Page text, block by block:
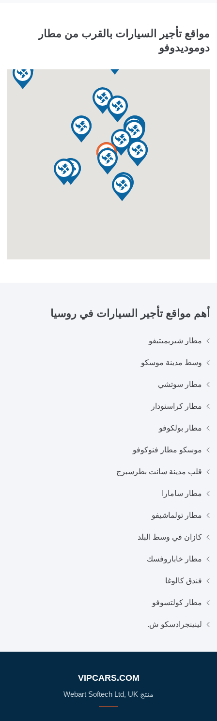
مواقع تأجير السيارات بالقرب من مطار
دوموديدوفو
أهم مواقع تأجير السيارات في روسيا
مطار شيريميتيفو
وسط مدينة موسكو
مطار سوتشي
مطار كراسنودار
مطار بولكوفو
موسكو مطار فنوكوفو
قلب مدينة سانت بطرسبرج
مطار سامارا
مطار تولماشيفو
كازان في وسط البلد
مطار خاباروفسك
فندق كالوغا
مطار كولتسوفو
لينينجرادسكو ش.
VIPCARS.COM
منتج Webart Softech Ltd, UK